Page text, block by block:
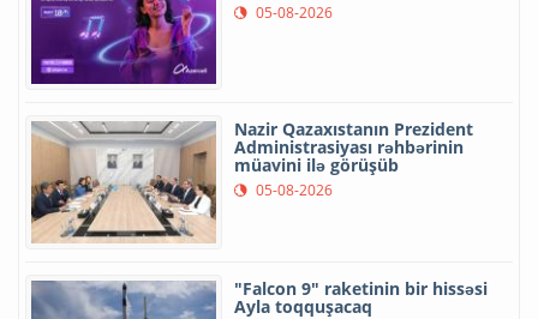
05-08-2026
Nazir Qazaxıstanın Prezident
Administrasiyası rəhbərinin
müavini ilə görüşüb
05-08-2026
"Falcon 9" raketinin bir hissəsi
Ayla toqquşacaq